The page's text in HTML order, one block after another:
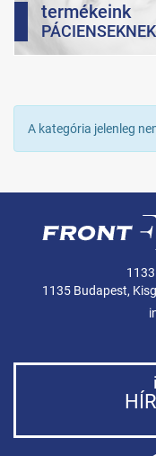
termékeink
PÁCIENSEKNEK
A kategória jelenleg
1135 Budapest,